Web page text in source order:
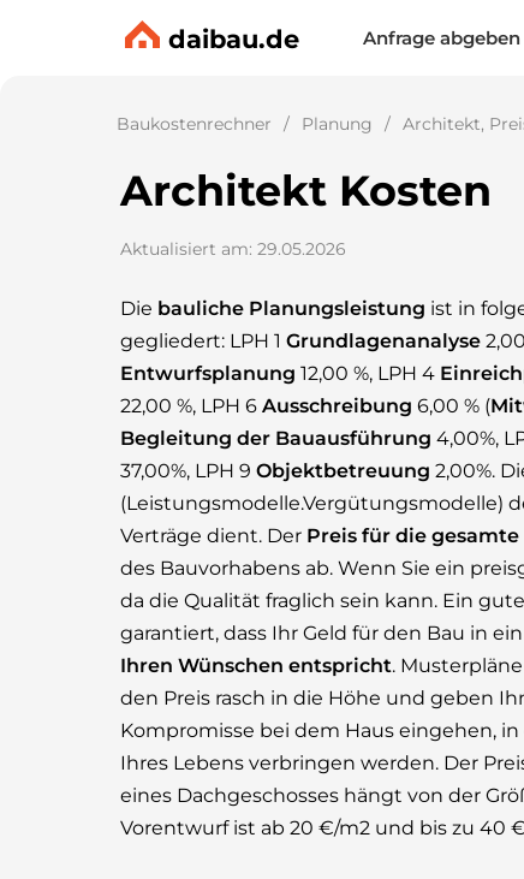
daibau.de Anfrage abgeben
Baukostenrechner Planung Architekt,
Architekt Kosten
Aktualisiert am: 29.05.2026
Die bauliche Planungsleistung ist in
gegliedert: LPH 1Grundlagenanalyse
Entwurfsplanung 12,00 %, LPH 4
22,00 %, LPH 6Ausschreibung 6,00 % (
Begleitung der Bauausführung 4,00%,
37,00%, LPH 9Objektbetreuung 2,00%.
(Leistungsmodelle.Vergütungsmodelle)
Verträge dient. Der Preis für die
des Bauvorhabens ab. Wenn Sie ein
da die Qualität fraglich sein kann. Ein
garantiert, dass Ihr Geld für den Bau in ein
Ihren Wünschen entspricht.
den Preis rasch in die Höhe und geben
Kompromisse bei dem Haus eingehen,
Ihres Lebens verbringen werden. Der
eines Dachgeschosses hängt von der
Vorentwurf ist ab 20 €/m2 und bis zu 40